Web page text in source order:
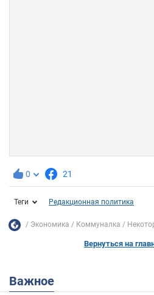
0 21
Теги Редакционная политика
Экономика Коммуналка
Вернуться на
Важное